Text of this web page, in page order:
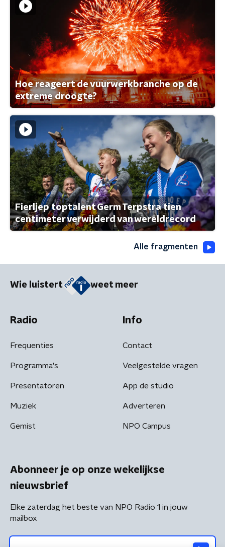
Hoe reageert de vuurwerkbranche op de
extreme droogte?
Fierljep toptalent Germ Terpstra tien
centimeter verwijderd van wereldrecord
Alle fragmenten
Wie luistert weet meer
Radio
Frequenties
Programma's
Presentatoren
Muziek
Gemist
Info
Contact
Veelgestelde vragen
App de studio
Adverteren
NPO Campus
Abonneer je op onze wekelijkse
nieuwsbrief
Elke zaterdag het beste van NPO Radio 1 in jouw
mailbox